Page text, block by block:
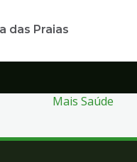
das Praias
Mais Saúde